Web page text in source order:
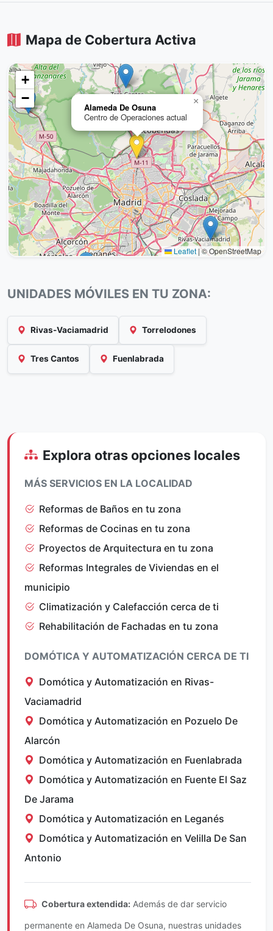
Mapa de Cobertura Activa
Alameda De Osuna
Centro de Operaciones actual
×
+
−
Leaflet |© OpenStreetMap
UNIDADES MÓVILES EN TU ZONA:
Rivas-Vaciamadrid Torrelodones
Tres Cantos Fuenlabrada
Explora otras opciones locales
MÁS SERVICIOS EN LA LOCALIDAD
Reformas de Baños en tu zona
Reformas de Cocinas en tu zona
Proyectos de Arquitectura en tu zona
Reformas Integrales de Viviendas en el
municipio
Climatización y Calefacción cerca de ti
Rehabilitación de Fachadas en tu zona
DOMÓTICA Y AUTOMATIZACIÓN CERCA DE TI
Domótica y Automatización en Rivas-
Vaciamadrid
Domótica y Automatización en Pozuelo De
Alarcón
Domótica y Automatización en Fuenlabrada
Domótica y Automatización en Fuente El Saz
De Jarama
Domótica y Automatización en Leganés
Domótica y Automatización en Velilla De San
Antonio
Cobertura extendida: Además de dar servicio
permanente en Alameda De Osuna, nuestras unidades